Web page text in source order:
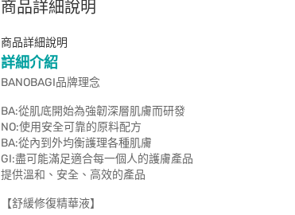
商品詳細說明
商品詳細說明
詳細介紹
BANOBAGI品牌理念
BA:從肌底開始為強韌深層肌膚而研發
NO:使用安全可靠的原料配方
BA:從內到外均衡護理各種肌膚
GI:盡可能滿足適合每一個人的護膚產品
提供溫和、安全、高效的產品
【舒緩修復精華液】